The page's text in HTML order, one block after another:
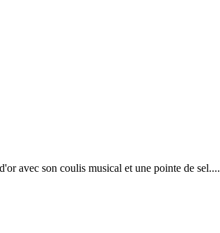
avec son coulis musical et une pointe de sel....